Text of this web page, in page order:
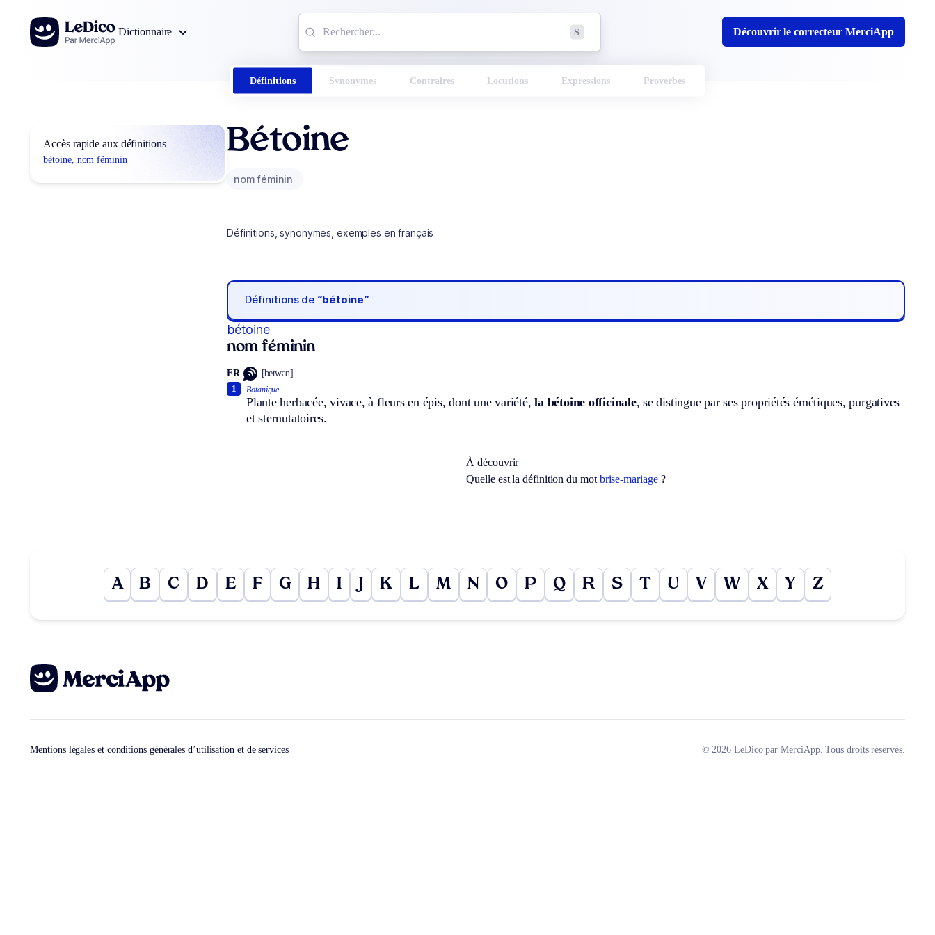
Aller au contenu
Dictionnaire
S Découvrir le correcteur MerciApp
Définitions Synonymes Contraires Locutions Expressions Proverbes
Accès rapide aux définitions
bétoine, nom féminin
Bétoine
nom féminin
Définitions, synonymes, exemples en français
Définitions de “bétoine“
bétoine
nom féminin
FR [betwan]
Botanique.
Plante herbacée, vivace, à fleurs en épis, dont une variété,la bétoine officinale, se distingue par ses propriétés émétiques, purgatives
et sternutatoires.
1
À découvrir
Quelle est la définition du mot brise-mariage?
A B C D E F G H I K L M N O P Q R S T U V W X Y Z
Mentions légales et conditions générales d’utilisation et de services © 2026 LeDico par MerciApp. Tous droits réservés.